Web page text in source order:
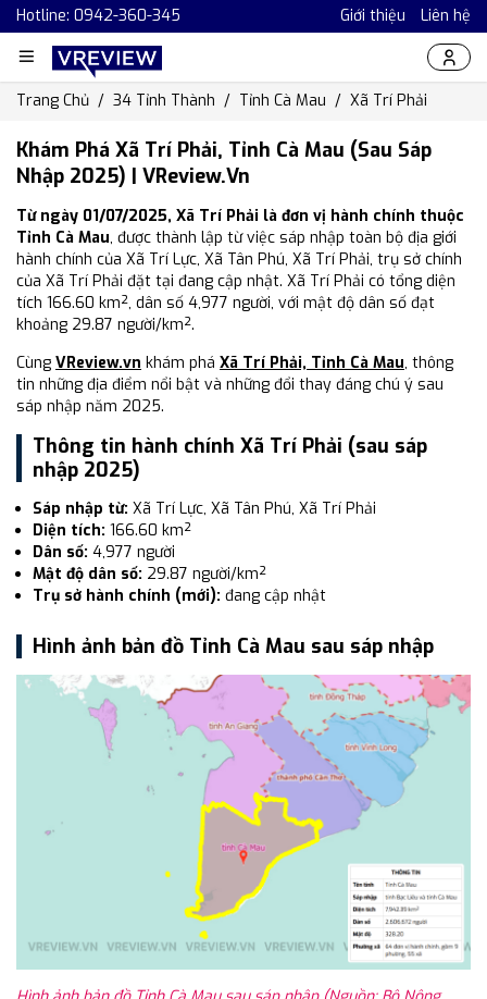
Hotline: 0942-360-345 Giới thiệu Liên hệ
Trang Chủ 34 Tỉnh Thành Tỉnh Cà Mau Xã Trí Phải
Khám Phá Xã Trí Phải, Tỉnh Cà Mau (Sau Sáp
Nhập 2025) | VReview.vn
Từ ngày 01/07/2025, Xã Trí Phải là đơn vị hành chính thuộc
Tỉnh Cà Mau, được thành lập từ việc sáp nhập toàn bộ địa giới
hành chính của Xã Trí Lực, Xã Tân Phú, Xã Trí Phải, trụ sở chính
của Xã Trí Phải đặt tại đang cập nhật. Xã Trí Phải có tổng diện
tích 166.60 km², dân số 4,977 người, với mật độ dân số đạt
khoảng 29.87 người/km².
Cùng VReview.vn khám phá Xã Trí Phải, Tỉnh Cà Mau, thông
tin những địa điểm nổi bật và những đổi thay đáng chú ý sau
sáp nhập năm 2025.
Thông tin hành chính Xã Trí Phải (sau sáp
nhập 2025)
Sáp nhập từ: Xã Trí Lực, Xã Tân Phú, Xã Trí Phải
Diện tích: 166.60 km²
Dân số: 4,977 người
Mật độ dân số: 29.87 người/km²
Trụ sở hành chính (mới): đang cập nhật
Hình ảnh bản đồ Tỉnh Cà Mau sau sáp nhập